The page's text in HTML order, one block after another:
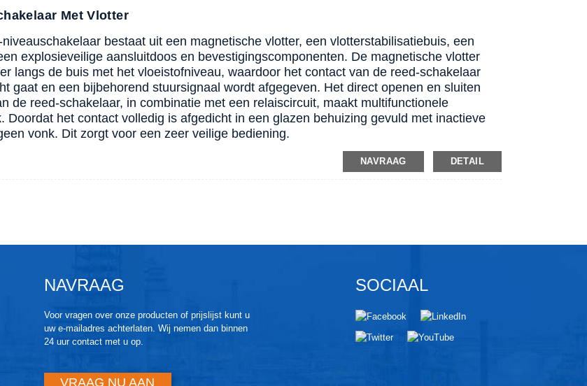
Met Vlotter
bestaat uit een magnetische vlotter, een vlotterstabilisatiebuis, een
explosieveilige aansluitdoos en bevestigingscomponenten. De magnetische vlotter
langs de buis met het vloeistofniveau, waardoor het contact van de reed-schakelaar
gaat en een bijbehorend stuursignaal wordt afgegeven. Het direct openen en sluiten
de reed-schakelaar, in combinatie met een relaiscircuit, maakt multifunctionele
Doordat het contact volledig is afgedicht in een glazen behuizing gevuld met inactieve
vonk. Dit zorgt voor een zeer veilige bediening.
NAVRAAG DETAIL
NAVRAAG
Voor vragen over onze producten of prijslijst kunt u
uw e-mailadres achterlaten. Wij nemen dan binnen
24 uur contact met u op.
VRAAG NU AAN
SOCIAAL